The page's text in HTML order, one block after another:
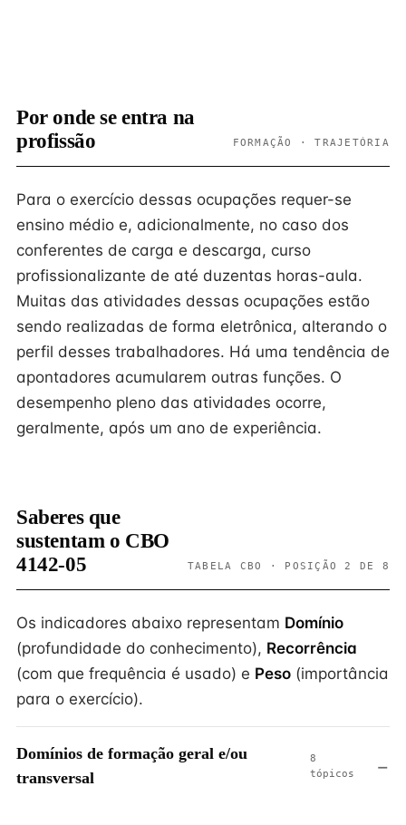
Por onde se entra na
profissão
FORMAÇÃO · TRAJETÓRIA
Para o exercício dessas ocupações requer-se
ensino médio e, adicionalmente, no caso dos
conferentes de carga e descarga, curso
profissionalizante de até duzentas horas-aula.
Muitas das atividades dessas ocupações estão
sendo realizadas de forma eletrônica, alterando o
perfil desses trabalhadores. Há uma tendência de
apontadores acumularem outras funções. O
desempenho pleno das atividades ocorre,
geralmente, após um ano de experiência.
Saberes que
sustentam o CBO
4142-05
TABELA CBO · POSIÇÃO 2 DE 8
Os indicadores abaixo representam Domínio
(profundidade do conhecimento), Recorrência
(com que frequência é usado) e Peso (importância
para o exercício).
Domínios de formação geral e/ou
transversal
8
tópicos